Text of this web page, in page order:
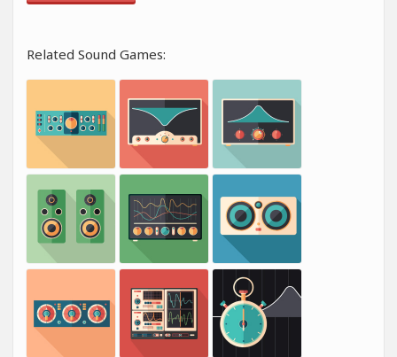
Related Sound Games: